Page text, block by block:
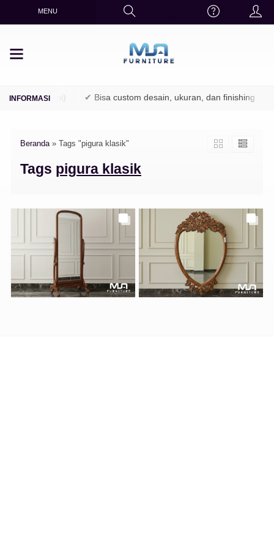
MENU
/ Perhutani) ✔ Bisa custom desain, ukuran, dan finishing
Beranda» Tags "pigura klasik"
Tags pigura klasik